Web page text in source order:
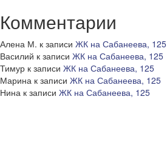
Комментарии
Алена М. к записи ЖК на Сабанеева, 125
Василий к записи ЖК на Сабанеева, 125
Тимур к записи ЖК на Сабанеева, 125
Марина к записи ЖК на Сабанеева, 125
Нина к записи ЖК на Сабанеева, 125